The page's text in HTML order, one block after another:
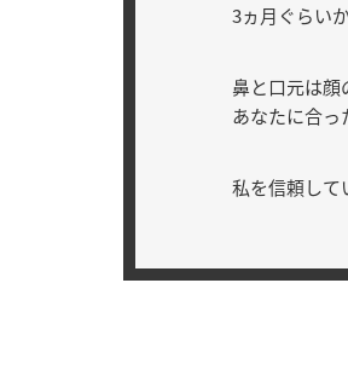
3ヵ月ぐらい
鼻と口元は顔
あなたに合っ
私を信頼して